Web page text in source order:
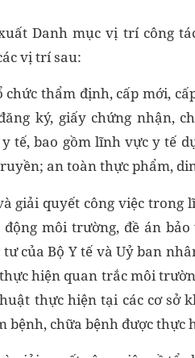
Danh mục vị trí công
vị trí sau:
chức thẩm định, cấp mới,
ký, giấy chứng nhận,
tế, bao gồm lĩnh vực y tế
an toàn thực phẩm,
giải quyết công việc
động môi trường, đề án
của Bộ Y tế và Uỷ ban
hiện quan trắc môi
thực hiện tại các cơ sở
bệnh, chữa bệnh được